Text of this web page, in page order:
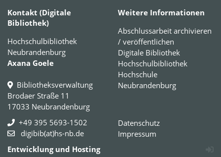
Kontakt (Digitale
Bibliothek)
Hochschulbibliothek
Neubrandenburg
Axana Goele
Bibliotheksverwaltung
Brodaer Straße 11
17033 Neubrandenburg
+49 395 5693-1502
digibib(at)hs-nb.de
Weitere Informationen
Abschlussarbeit archivieren
/ veröffentlichen
Digitale Bibliothek
Hochschulbibliothek
Hochschule
Neubrandenburg
Datenschutz
Impressum
Entwicklung und Hosting